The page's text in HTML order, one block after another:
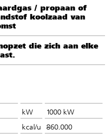
/ propaan of
koolzaad van
die zich aan elke
kW
1000 kW
kcal/u
860.000